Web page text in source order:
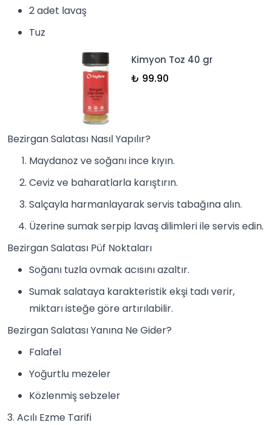
2 adet lavaş
Tuz
Kimyon Toz 40 gr
₺ 99.90
Bezirgan Salatası Nasıl Yapılır?
Maydanoz ve soğanı ince kıyın.
Ceviz ve baharatlarla karıştırın.
Salçayla harmanlayarak servis tabağına alın.
Üzerine sumak serpip lavaş dilimleri ile servis edin.
Bezirgan Salatası Püf Noktaları
Soğanı tuzla ovmak acısını azaltır.
Sumak salataya karakteristik ekşi tadı verir,
miktarı isteğe göre artırılabilir.
Bezirgan Salatası Yanına Ne Gider?
Falafel
Yoğurtlu mezeler
Közlenmiş sebzeler
3. Acılı Ezme Tarifi